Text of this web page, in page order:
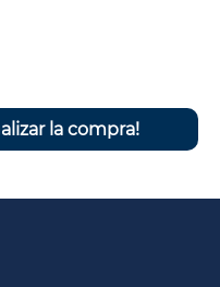
la compra!